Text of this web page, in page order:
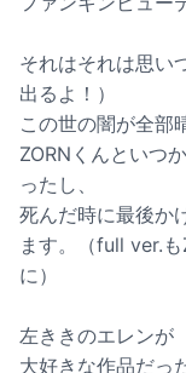
それはそれは思い
出るよ！）
この世の闇が全部
ZORNくんといつ
ったし、
死んだ時に最後か
ます。（full ver.
に）
左ききのエレンが
大好きな作品だっ